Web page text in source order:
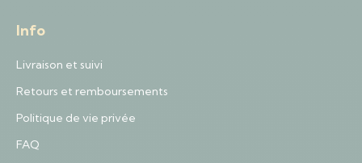
Info
Livraison et suivi
Retours et remboursements
Politique de vie privée
FAQ